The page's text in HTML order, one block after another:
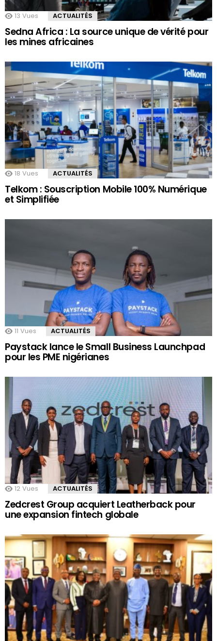
13 Vues ACTUALITÉS
Sedna Africa : La source unique de vérité pour
les mines africaines
18 Vues ACTUALITÉS
Telkom : Souscription Mobile 100% Numérique
et Simplifiée
11 Vues ACTUALITÉS
Paystack lance le Small Business Launchpad
pour les PME nigérianes
12 Vues ACTUALITÉS
Zedcrest Group acquiert Leatherback pour
une expansion fintech globale